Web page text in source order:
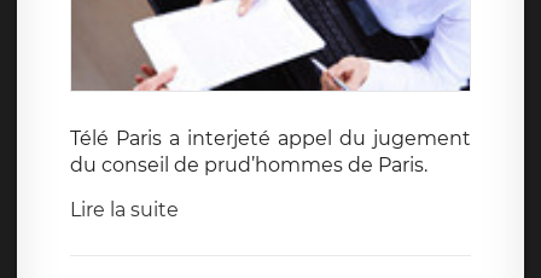
Télé Paris a interjeté appel du jugement
du conseil de prud’hommes de Paris.
Lire la suite